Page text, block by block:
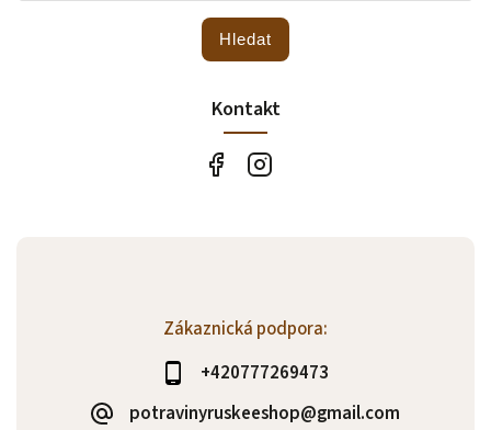
Zákaznická podpora:
+420777269473
potravinyruskeeshop@gmail.com
Hledat
Kontakt